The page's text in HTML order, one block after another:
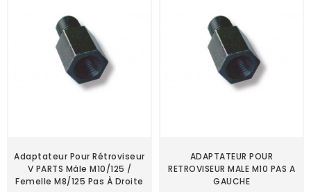
Adaptateur Pour Rétroviseur
V PARTS Mâle M10/125 /
Femelle M8/125 Pas À Droite
ADAPTATEUR POUR
RETROVISEUR MALE M10 PAS A
GAUCHE